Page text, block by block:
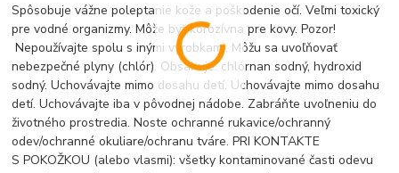
Spôsobuje vážne poleptanie kože a poškodenie očí. Veľmi toxický
pre vodné organizmy. Môže byť korozívna pre kovy. Pozor!
Nepoužívajte spolu s inými výrobkami. Môžu sa uvoľňovať
nebezpečné plyny (chlór). Obsahuje: chlórnan sodný, hydroxid
sodný. Uchovávajte mimo dosahu detí. Uchovávajte mimo dosahu
detí. Uchovávajte iba v pôvodnej nádobe. Zabráňte uvoľneniu do
životného prostredia. Noste ochranné rukavice/ochranný
odev/ochranné okuliare/ochranu tváre. PRI KONTAKTE
S POKOŽKOU (alebo vlasmi): všetky kontaminované časti odevu